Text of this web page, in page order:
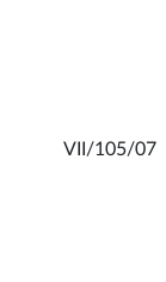
VII/105/07